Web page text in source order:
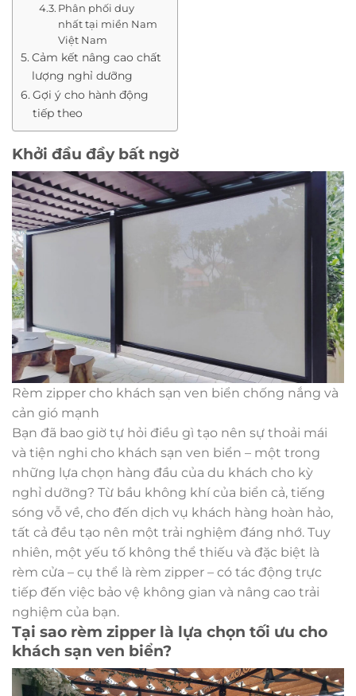
Phân phối duy
nhất tại miền Nam
Việt Nam
Cảm kết nâng cao chất
lượng nghỉ dưỡng
Gợi ý cho hành động
tiếp theo
Khởi đầu đầy bất ngờ
Rèm zipper cho khách sạn ven biển chống nắng và
cản gió mạnh
Bạn đã bao giờ tự hỏi điều gì tạo nên sự thoải mái
và tiện nghi cho khách sạn ven biển – một trong
những lựa chọn hàng đầu của du khách cho kỳ
nghỉ dưỡng? Từ bầu không khí của biển cả, tiếng
sóng vỗ về, cho đến dịch vụ khách hàng hoàn hảo,
tất cả đều tạo nên một trải nghiệm đáng nhớ. Tuy
nhiên, một yếu tố không thể thiếu và đặc biệt là
rèm cửa – cụ thể là rèm zipper – có tác động trực
tiếp đến việc bảo vệ không gian và nâng cao trải
nghiệm của bạn.
Tại sao rèm zipper là lựa chọn tối ưu cho
khách sạn ven biển?